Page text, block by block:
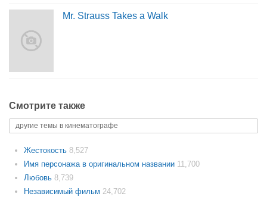
Mr. Strauss Takes a Walk
Смотрите также
другие темы в кинематографе
Жестокость 8,527
Имя персонажа в оригинальном названии 11,700
Любовь 8,739
Независимый фильм 24,702